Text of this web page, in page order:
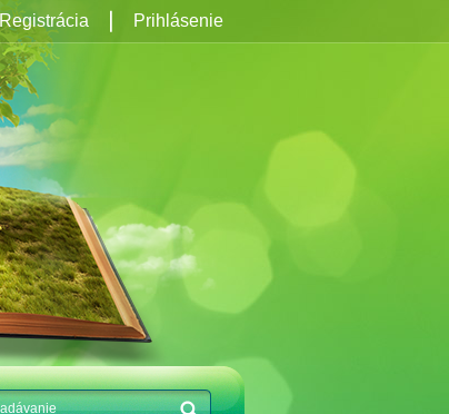
Registrácia Prihlásenie